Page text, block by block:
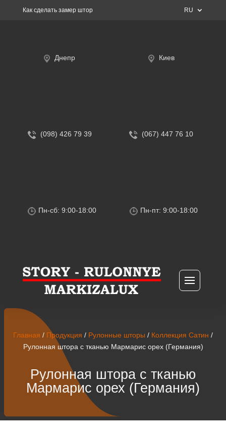
Как сделать замер штор RU
Днепр
(098) 426 79 39
Пн-сб: 9:00-18:00
Киев
(067) 447 76 10
Пн-пт: 9:00-18:00
Главная / Продукция / Рулонные шторы / Коллекция Сатин /
Рулонная штора с тканью Мармарис орех (Германия)
Рулонная штора с тканью
Мармарис орех (Германия)